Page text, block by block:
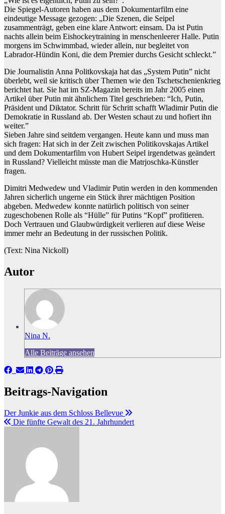
Die Spiegel-Autoren haben aus dem Dokumentarfilm eine
eindeutige Message gezogen: „Die Szenen, die Seipel
zusammenträgt, geben eine klare Antwort: einsam. Da ist Putin
nachts allein beim Eishockeytraining in menschenleerer Halle. Putin
morgens im Schwimmbad, wieder allein, nur begleitet von
Labrador-Hündin Koni, die dem Premier durchs Gesicht schleckt.”
Die Journalistin Anna Politkovskaja hat das „System Putin” nicht
überlebt, weil sie kritisch über Themen wie den Tschetschenienkrieg
berichtet hat. Sie hat im SZ-Magazin bereits im Jahr 2005 einen
Artikel über Putin mit ähnlichem Titel geschrieben: “Ich, Putin,
Präsident und Diktator. Schritt für Schritt schafft Wladimir Putin die
Demokratie in Russland ab. Der Westen schaut zu und hofiert ihn
weiter.”
Sieben Jahre sind seitdem vergangen. Heute kann und muss man
sich fragen: Hat sich in der Zeit zwischen Politikovskajas Artikel
und dem Dokumentarfilm von Hubert Seipel irgendetwas geändert
in Russland? Vielleicht müsste man die Matrjoschka-Künstler
fragen.
Dimitri Medwedew und Vladimir Putin werden in den kommenden
Jahren sicherlich ungerne ein Stück ihrer mächtigen Position
abgeben. Medwedew konnte natürlich politisch von seiner
zugeschobenen Rolle als “Hülle” für Putins “Kopf” profitieren.
Doch Vertrauen und Glaubwürdigkeit verlieren auf diese Weise
immer mehr an Bedeutung in der russischen Politik.
(Text: Nina Nickoll)
Autor
Nina N.
Alle Beiträge ansehen
Beitrags-Navigation
Der Junkie aus dem Schloss Bellevue
Die fünfte Gewalt des 21. Jahrhundert